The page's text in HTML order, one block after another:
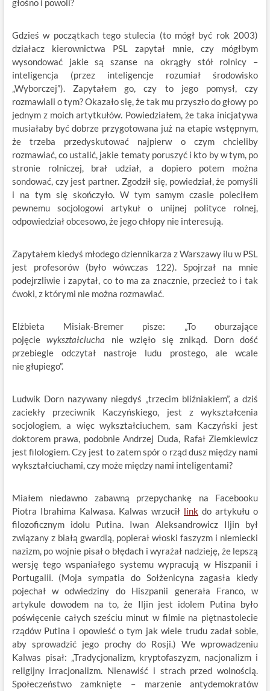
głośno i powoli?
Gdzieś w początkach tego stulecia (to mógł być rok 2003)
działacz kierownictwa PSL zapytał mnie, czy mógłbym
wysondować jakie są szanse na okrągły stół rolnicy –
inteligencja (przez inteligencje rozumiał środowisko
„Wyborczej”). Zapytałem go, czy to jego pomysł, czy
rozmawiali o tym? Okazało się, że tak mu przyszło do głowy po
jednym z moich artytkułów. Powiedziałem, że taka inicjatywa
musiałaby być dobrze przygotowana już na etapie wstępnym,
że trzeba przedyskutować najpierw o czym chcieliby
rozmawiać, co ustalić, jakie tematy poruszyć i kto by w tym, po
stronie rolniczej, brał udział, a dopiero potem można
sondować, czy jest partner. Zgodził się, powiedział, że pomyśli
i na tym się skończyło. W tym samym czasie poleciłem
pewnemu socjologowi artykuł o unijnej polityce rolnej,
odpowiedział obcesowo, że jego chłopy nie interesują.
Zapytałem kiedyś młodego dziennikarza z Warszawy ilu w PSL
jest profesorów (było wówczas 122). Spojrzał na mnie
podejrzliwie i zapytał, co to ma za znacznie, przecież to i tak
ćwoki, z którymi nie można rozmawiać.
Elżbieta Misiak-Bremer pisze: „To oburzające
pojęciewykształciucha nie wzięło się znikąd. Dorn dość
przebiegle odczytał nastroje ludu prostego, ale wcale
nie głupiego”.
Ludwik Dorn nazywany niegdyś „trzecim bliźniakiem”, a dziś
zaciekły przeciwnik Kaczyńskiego, jest z wykształcenia
socjologiem, a więc wykształciuchem, sam Kaczyński jest
doktorem prawa, podobnie Andrzej Duda, Rafał Ziemkiewicz
jest filologiem. Czy jest to zatem spór o rząd dusz między nami
wykształciuchami, czy może między nami inteligentami?
Miałem niedawno zabawną przepychankę na Facebooku
Piotra Ibrahima Kalwasa. Kalwas wrzucił link do artykułu o
filozoficznym idolu Putina. Iwan Aleksandrowicz Iljin był
związany z białą gwardią, popierał włoski faszyzm i niemiecki
nazizm, po wojnie pisał o błędach i wyrażał nadzieję, że lepszą
wersję tego wspaniałego systemu wypracują w Hiszpanii i
Portugalii. (Moja sympatia do Sołżenicyna zagasła kiedy
pojechał w odwiedziny do Hiszpanii generała Franco, w
artykule dowodem na to, że Iljin jest idolem Putina było
poświęcenie całych sześciu minut w filmie na piętnastolecie
rządów Putina i opowieść o tym jak wiele trudu zadał sobie,
aby sprowadzić jego prochy do Rosji.) We wprowadzeniu
Kalwas pisał: „Tradycjonalizm, kryptofaszyzm, nacjonalizm i
religijny irracjonalizm. Nienawiść i strach przed wolnością.
Społeczeństwo zamknięte – marzenie antydemokratów